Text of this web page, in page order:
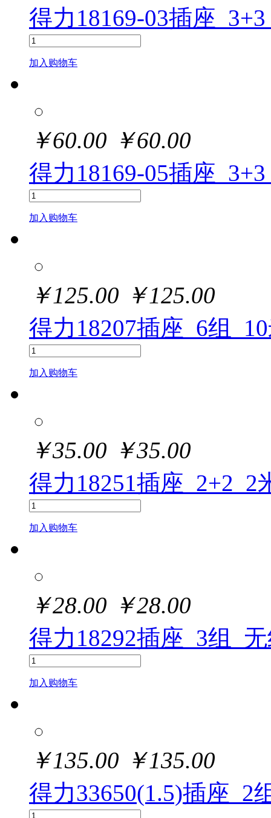
得力18169-03插座
加入购物车
￥60.00 ￥60.00
得力18169-05插座
加入购物车
￥125.00 ￥125.00
得力18207插座_6组
加入购物车
￥35.00 ￥35.00
得力18251插座_2+2_2
加入购物车
￥28.00 ￥28.00
得力18292插座_3组_
加入购物车
￥135.00 ￥135.00
得力33650(1.5)插座_2